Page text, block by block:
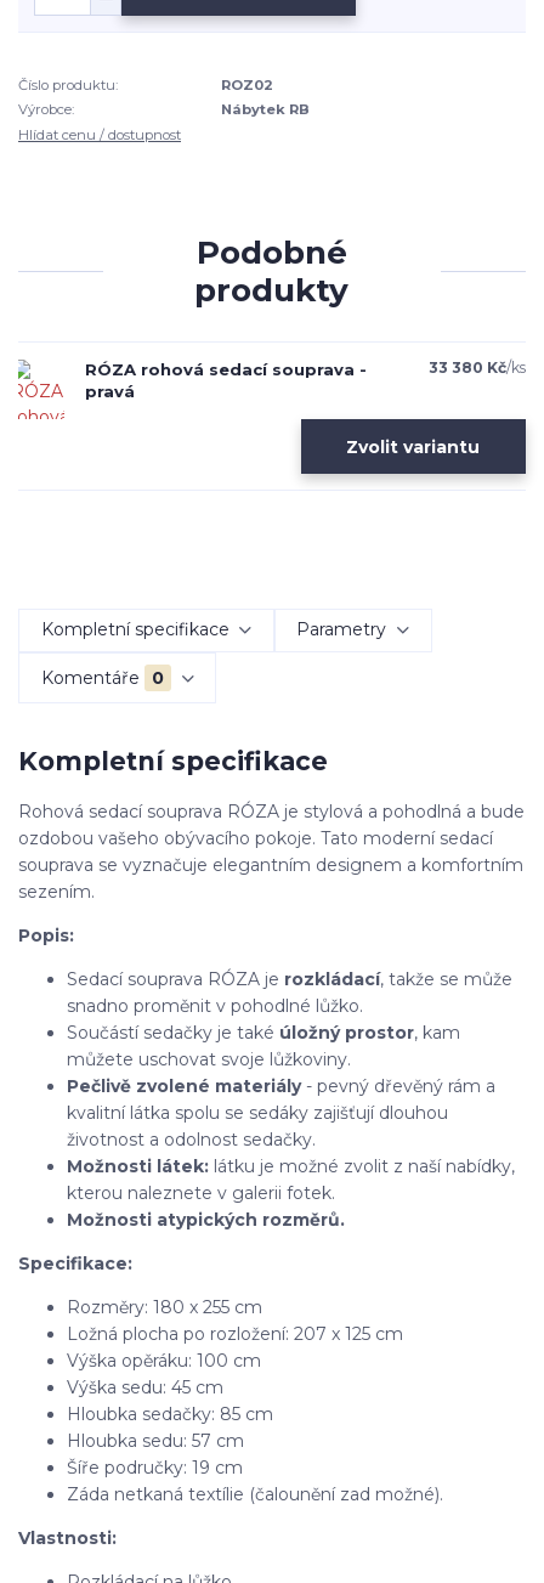
Číslo produktu:
ROZ02
Výrobce:
Nábytek RB
Hlídat cenu / dostupnost
Podobné
produkty
RÓZA rohová sedací souprava -
pravá
33 380 Kč/ks
Zvolit variantu
Kompletní specifikace Parametry
Komentáře 0
Kompletní specifikace
Rohová sedací souprava RÓZA je stylová a pohodlná a bude
ozdobou vašeho obývacího pokoje. Tato moderní sedací
souprava se vyznačuje elegantním designem a komfortním
sezením.
Popis:
Sedací souprava RÓZA je rozkládací, takže se může
snadno proměnit v pohodlné lůžko.
Součástí sedačky je také úložný prostor, kam
můžete uschovat svoje lůžkoviny.
Pečlivě zvolené materiály- pevný dřevěný rám a
kvalitní látka spolu se sedáky zajišťují dlouhou
životnost a odolnost sedačky.
Možnosti látek: látku je možné zvolit z naší nabídky,
kterou naleznete v galerii fotek.
Možnosti atypických rozměrů.
Specifikace:
Rozměry: 180 x 255 cm
Ložná plocha po rozložení: 207 x 125 cm
Výška opěráku: 100 cm
Výška sedu: 45 cm
Hloubka sedačky: 85 cm
Hloubka sedu: 57 cm
Šíře područky: 19 cm
Záda netkaná textílie (čalounění zad možné).
Vlastnosti: